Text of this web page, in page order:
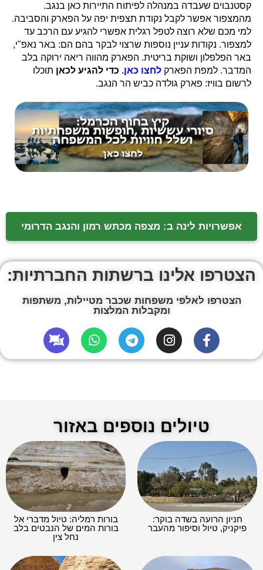
קסטנבוים שעבדה במנהלה לפיתוח התיירות כאן בנגב.
מהמצפור אפשר לקבל נקודת תצפית יפה על הפארק והסביבה.
למי מכם שלא רוצה לטפל רגלית אפשרי להגיע עם הרכב עד
למצפור. נקודות עניין נוספות שרצוי לבקר בהם הם: באר נאפ"י,
באר הפלפלון ושוקת בריטית. הפארק מהווה ריאה ירוקה בלב
המדבר. למפת הפארק לחצו כאן. כדי להגיע לכאן תוכלו
לרשום בוויז: פארק גולדה כביש הר הנגב.
אפשרויות לינה ב: מצפה מכתש רמון והנגב הדרומי
הצטרפו אלינו ברשתות החברתיות:
הצטרפו לאלפי משפחות שכבר מטיילות, משתפות
ומקבלות המלצות
טיולים נוספים באזור
חניון הרועה בשדה בוקר:
פיקניק, טיול וסיפור מהעבר
בורות רמליה: טיול מדברי אל
בורות המים של הנבטים בלב
נחל צין